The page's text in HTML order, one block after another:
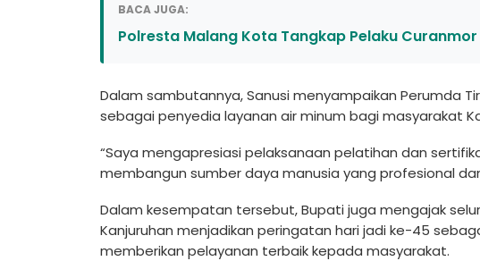
BACA JUGA:
Polresta Malang Kota Tangkap Pelaku Curanmor
Dalam sambutannya, Sanusi menyampaikan Perumda
sebagai penyedia layanan air minum bagi masyarakat
“Saya mengapresiasi pelaksanaan pelatihan dan
membangun sumber daya manusia yang profesional
Dalam kesempatan tersebut, Bupati juga mengajak
Kanjuruhan menjadikan peringatan hari jadi ke-45
memberikan pelayanan terbaik kepada masyarakat.